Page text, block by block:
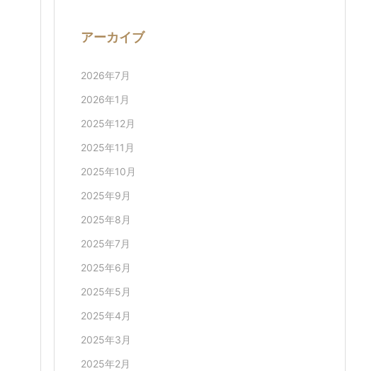
アーカイブ
2026年7月
2026年1月
2025年12月
2025年11月
2025年10月
2025年9月
2025年8月
2025年7月
2025年6月
2025年5月
2025年4月
2025年3月
2025年2月